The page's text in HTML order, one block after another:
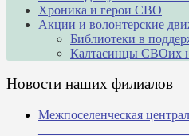
Хроника и герои СВО
Акции и волонтерские
Библиотеки в
Калтасинцы СВОих
Новости наших филиалов
Межпоселенческая